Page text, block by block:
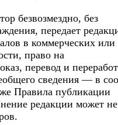
безвозмездно, без
передает
в коммерческих или
право на
перевод и
сведения — в
Правила публикации
редакции может не